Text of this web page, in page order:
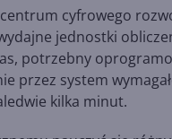
cyfrowego
jednostki
potrzebny
przez system
kilka minut.